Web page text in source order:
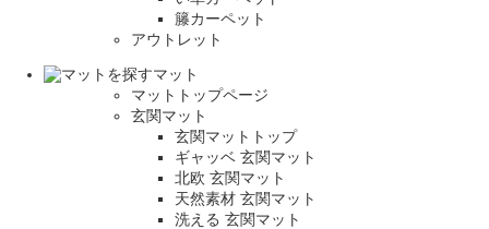
籐カーペット
アウトレット
マット
マットトップページ
玄関マット
玄関マットトップ
ギャッベ 玄関マット
北欧 玄関マット
天然素材 玄関マット
洗える 玄関マット